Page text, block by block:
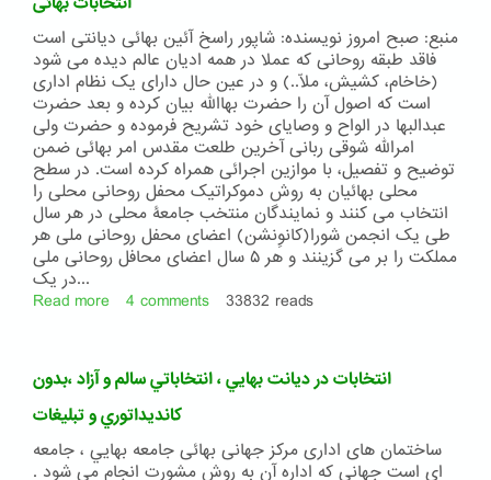
منبع: صبح امروز نویسنده: شاپور راسخ آئین بهائی دیانتی است
فاقد طبقه روحانی که عملا در همه ادیان عالم دیده می شود
(خاخام، کشیش، ملّا..) و در عین حال دارای یک نظام اداری
است که اصول آن را حضرت بهاالله بیان کرده و بعد حضرت
عبدالبها در الواح و وصایای خود تشریح فرموده و حضرت ولی
امرالله شوقی ربانی آخرین طلعت مقدس امر بهائی ضمن
توضیح و تفصیل، با موازین اجرائی همراه کرده است. در سطح
محلی بهائیان به روش دموکراتیک محفل روحانی محلی را
انتخاب می کنند و نمایندگان منتخب جامعۀ محلی در هر سال
طی یک انجمن شورا(کانوِنشن) اعضای محفل روحانی ملی هر
مملکت را بر می گزینند و هر ۵ سال اعضای محافل روحانی ملی
در یک...
Read more about
4 comments 33832 reads
انتخابات در ديانت بهايي ، انتخاباتي سالم و آزاد ،بدون
كانديداتوري و تبليغات
ساختمان های اداری مرکز جهانی بهائی جامعه بهايي ، جامعه
اي است جهانی كه اداره آن به روش مشورت انجام مي شود .